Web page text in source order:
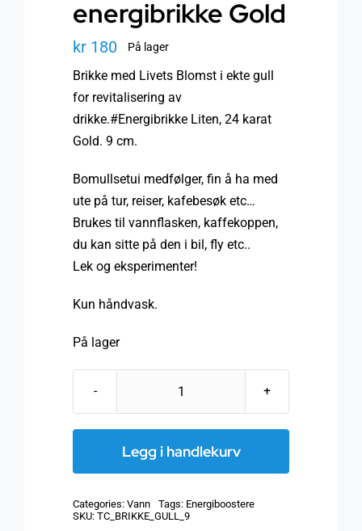
energibrikke Gold
kr 180 På lager
Brikke med Livets Blomst i ekte gull
for revitalisering av
drikke.#Energibrikke Liten, 24 karat
Gold. 9 cm.
Bomullsetui medfølger, fin å ha med
ute på tur, reiser, kafebesøk etc…
Brukes til vannflasken, kaffekoppen,
du kan sitte på den i bil, fly etc..
Lek og eksperimenter!
Kun håndvask.
På lager
Natures
energibrikke
Legg i handlekurv
Categories: Vann Tags: Energiboostere
SKU: TC_BRIKKE_GULL_9